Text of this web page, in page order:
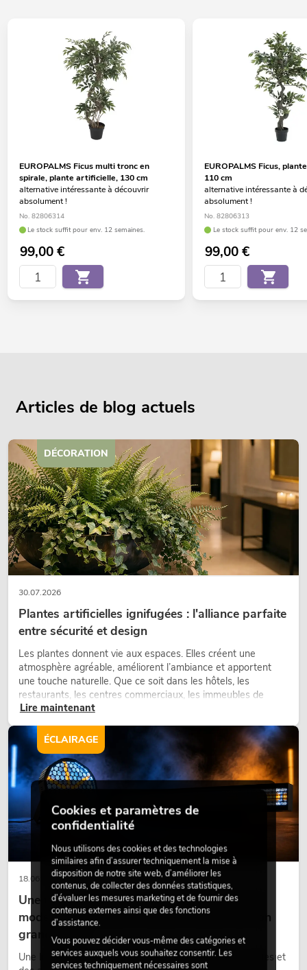
EUROPALMS Ficus multi tronc en
spirale, plante artificielle, 130 cm
alternative intéressante à découvrir
absolument !
No. 82806314
Le stock suffit pour env. 12 semaines.
99,00€
EUROPALMS Ficus,
110 cm
alternative intéressante à
absolument !
No. 82806313
Le stock suffit pour env. 12
99,00€
Articles de blog actuels
30.07.2026
Plantes artificielles ignifugées : l'alliance parfaite
entre sécurité et design
Les plantes donnent vie aux espaces. Elles créent une
atmosphère agréable, améliorent l’ambiance et apportent
une touche naturelle. Que ce soit dans les hôtels, les
restaurants, les centres commerciaux, les immeubles de
bureaux ou sur les stands d’exposition, une végétalisation de
d’aménagement modernes.
Lire maintenant
DÉCORATION
18.06.2026
Une touche rétro dans un design d'éclairage
moderne : pourquoi la lumière chaude fait son
grand retour
Une lumière très chaude, des surfaces lumineuses visibles et
ÉCLAIRAGE
Cookies et paramètres de
confidentialité
Nous utilisons des cookies et des technologies
similaires afin d’assurer techniquement la mise à
disposition de notre site web, d’améliorer les
contenus, de collecter des données statistiques,
d’évaluer les mesures marketing et de fournir des
contenus externes ainsi que des fonctions
d’assistance.
Vous pouvez décider vous-même des catégories et
services auxquels vous souhaitez consentir. Les
services techniquement nécessaires sont